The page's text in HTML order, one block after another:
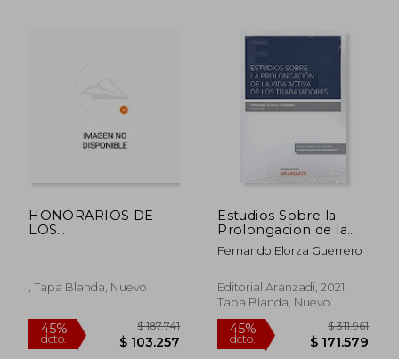
$ 224.660
HONORARIOS DE
LOS
PORTUGUES
, Tapa Blanda, Nuevo
Estudios Sobre la
Prolongacion de la
Vida Activa de los
Trabajado
Fernando Elorza Guerrero
Editorial Aranzadi, 2021,
Tapa Blanda, Nuevo